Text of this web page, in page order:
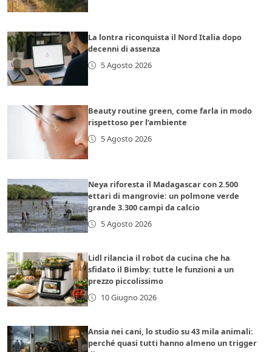
La lontra riconquista il Nord Italia dopo
decenni di assenza
5 Agosto 2026
Beauty routine green, come farla in modo
rispettoso per l’ambiente
5 Agosto 2026
Neya riforesta il Madagascar con 2.500
ettari di mangrovie: un polmone verde
grande 3.300 campi da calcio
5 Agosto 2026
Lidl rilancia il robot da cucina che ha
sfidato il Bimby: tutte le funzioni a un
prezzo piccolissimo
10 Giugno 2026
Ansia nei cani, lo studio su 43 mila animali:
perché quasi tutti hanno almeno un trigger